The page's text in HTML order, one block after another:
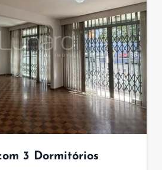
3 Dormitórios